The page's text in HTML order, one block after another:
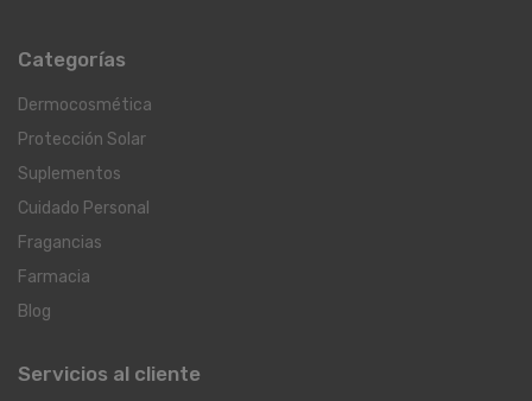
Categorías
Dermocosmética
Protección Solar
Suplementos
Cuidado Personal
Fragancias
Farmacia
Blog
Servicios al cliente